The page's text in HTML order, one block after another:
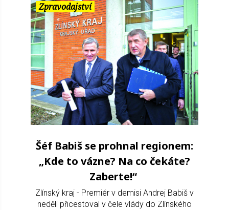
Zpravodajství
Šéf Babiš se prohnal regionem:
„Kde to vázne? Na co čekáte?
Zaberte!“
Zlínský kraj - Premiér v demisi Andrej Babiš v
neděli přicestoval v čele vlády do Zlínského